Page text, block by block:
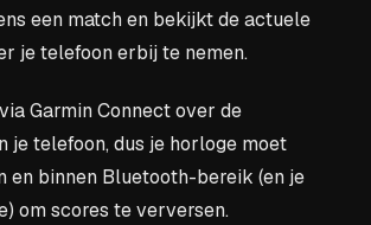
een match en bekijkt de actuele
je telefoon erbij te nemen.
Garmin Connect over de
je telefoon, dus je horloge moet
en binnen Bluetooth-bereik (en je
om scores te verversen.